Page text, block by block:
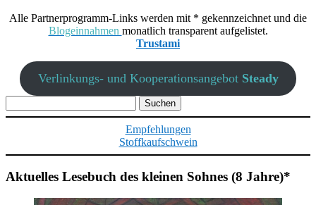
Alle Partnerprogramm-Links werden mit * gekennzeichnet und die
Blogeinnahmen monatlich transparent aufgelistet.
Trustami
Verlinkungs- und Kooperationsangebot Steady
nach:
Empfehlungen
Stoffkaufschwein
Aktuelles Lesebuch des kleinen Sohnes (8 Jahre)*